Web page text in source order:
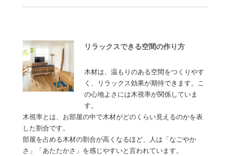
リラックスできる空間の作り方
木材は、温もりのある空間をつくりやす
く、リラックス効果が期待できます。こ
の心地よさには木視率が関係していま
す。
木視率とは、お部屋の中で木材がどのくらい見えるのかを表
した割合です。
部屋を占める木材の割合が高くなるほど、人は「なごやか
さ」「あたたかさ」を感じやすいと言われています。